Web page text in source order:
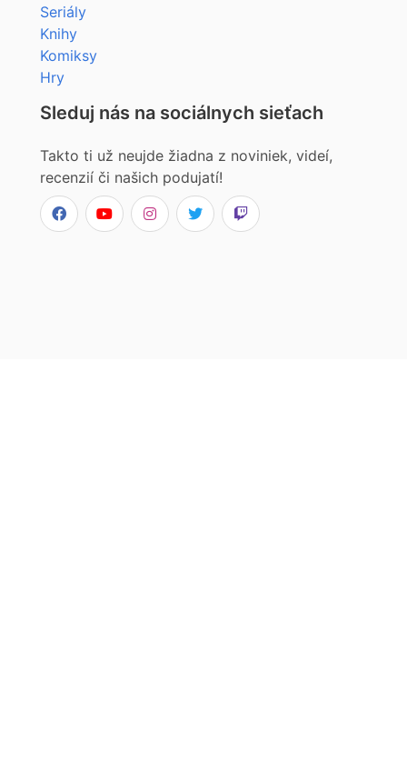
Seriály
Knihy
Komiksy
Hry
Sleduj nás na sociálnych sieťach
Takto ti už neujde žiadna z noviniek, videí,
recenzií či našich podujatí!